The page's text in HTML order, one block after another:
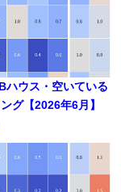
ハウス・空いている
グ【2026年6月】